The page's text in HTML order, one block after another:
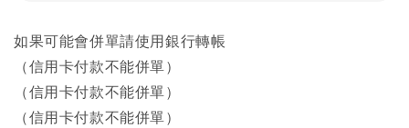
如果可能會併單請使用銀行轉帳
（信用卡付款不能併單）
（信用卡付款不能併單）
（信用卡付款不能併單）